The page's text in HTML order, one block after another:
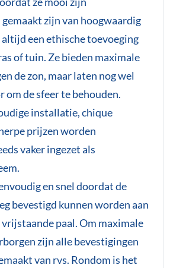
zijn van hoogwaardig
een ethische toevoeging
of tuin. Ze bieden maximale
de zon, maar laten nog wel
om de sfeer te behouden.
installatie, chique
prijzen worden
vaker ingezet als
en snel doordat de
bevestigd kunnen worden aan
vrijstaande paal. Om maximale
zijn alle bevestigingen
van rvs. Rondom is het